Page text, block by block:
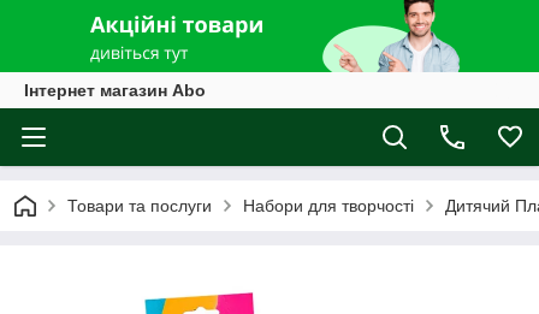
Інтернет магазин Abo
Товари та послуги Набори для творчості Дитячий